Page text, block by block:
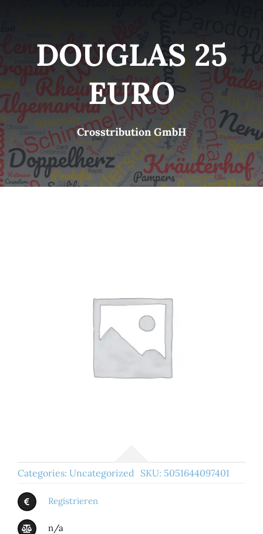
Brands
B2B-Shop
Kontakt
DOUGLAS 25
EURO
Crosstribution GmbH
Categories: Uncategorized SKU: 5051644097401
Registrieren
n/a